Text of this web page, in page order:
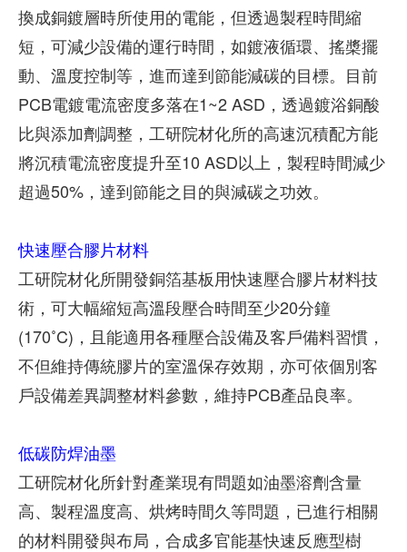
換成銅鍍層時所使用的電能，但透過製程時間縮
短，可減少設備的運行時間，如鍍液循環、搖槳擺
動、溫度控制等，進而達到節能減碳的目標。目前
PCB電鍍電流密度多落在1~2 ASD，透過鍍浴銅酸
比與添加劑調整，工研院材化所的高速沉積配方能
將沉積電流密度提升至10 ASD以上，製程時間減少
超過50%，達到節能之目的與減碳之功效。
快速壓合膠片材料
工研院材化所開發銅箔基板用快速壓合膠片材料技
術，可大幅縮短高溫段壓合時間至少20分鐘
(170˚C)，且能適用各種壓合設備及客戶備料習慣，
不但維持傳統膠片的室溫保存效期，亦可依個別客
戶設備差異調整材料參數，維持PCB產品良率。
低碳防焊油墨
工研院材化所針對產業現有問題如油墨溶劑含量
高、製程溫度高、烘烤時間久等問題，已進行相關
的材料開發與布局，合成多官能基快速反應型樹